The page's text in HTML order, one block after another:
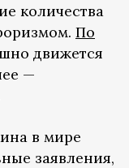
количества
По
движется
—
в мире
заявления,